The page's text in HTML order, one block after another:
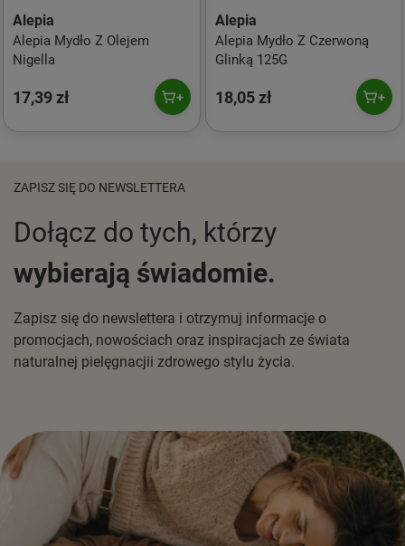
Alepia
Alepia Mydło Z Olejem
Nigella
17,39 zł
Alepia
Alepia Mydło Z Czerwoną
Glinką 125G
18,05 zł
ZAPISZ SIĘ DO NEWSLETTERA
Dołącz do tych, którzy
wybierają świadomie.
Zapisz się do newslettera i otrzymuj informacje o
promocjach, nowościach oraz inspiracjach ze świata
naturalnej pielęgnacjii zdrowego stylu życia.